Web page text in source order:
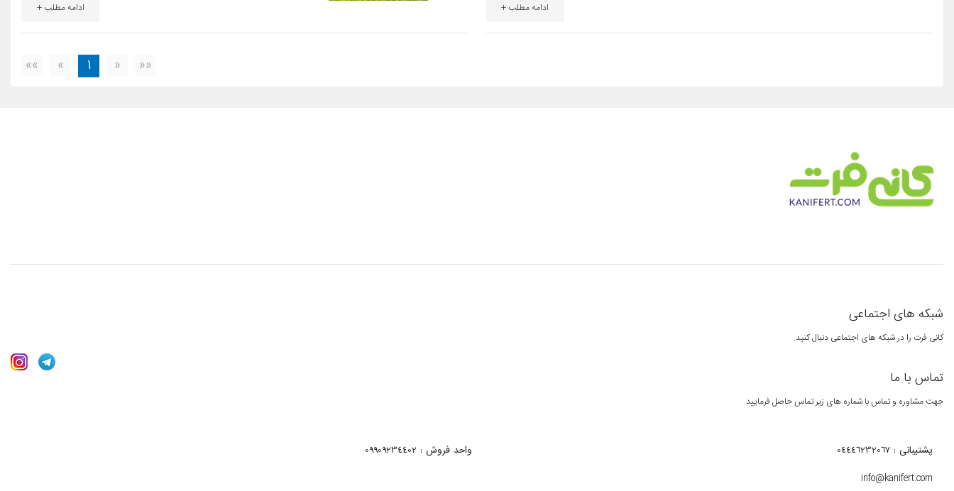
ادامه مطلب + ادامه مطلب +
««
«
1
»
»»
شبکه های اجتماعی
کانی فرت را در شبکه های اجتماعی دنبال کنید.
تماس با ما
جهت مشاوره و تماس با شماره های زیر تماس حاصل فرمایید.
پشتیبانی : 04446232067 واحد فروش : 09909234402
info@kanifert.com